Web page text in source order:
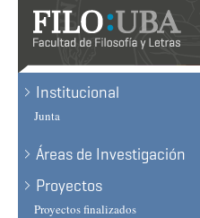
Institucional
Junta
Áreas de Investigación
Proyectos
Proyectos finalizados